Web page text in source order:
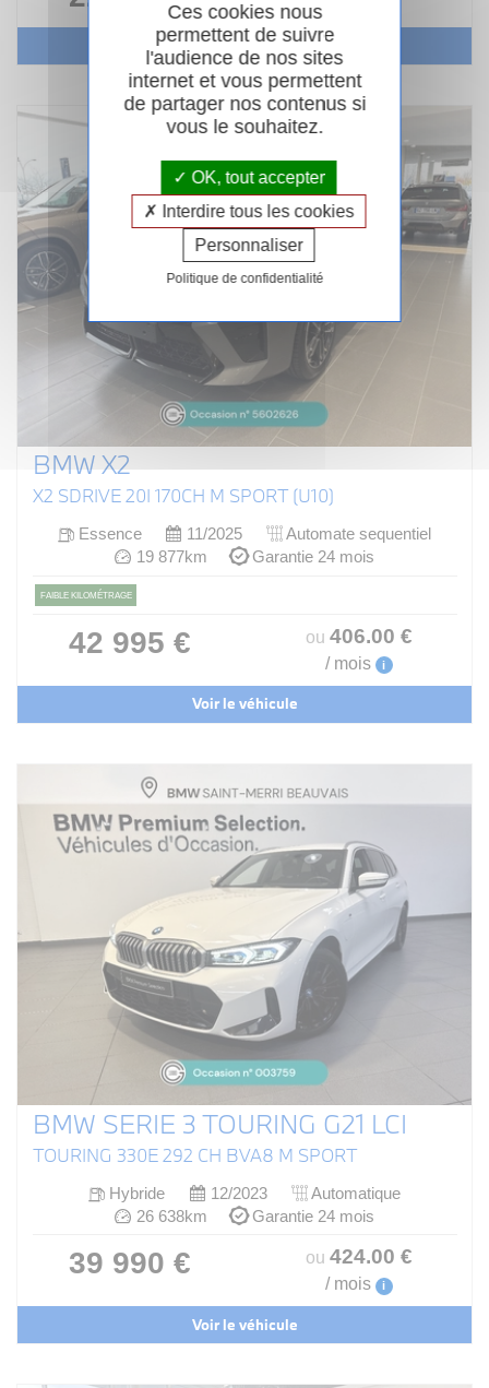
Voir le véhicule
BMW X2
X2 SDRIVE 20I 170CH M SPORT (U10)
Essence 11/2025
Automate sequentiel
19 877km
Garantie 24 mois
FAIBLE KILOMÉTRAGE
42 995 € ou 406.00 €
/ mois i
Voir le véhicule
BMW SERIE 3 TOURING G21 LCI
TOURING 330E 292 CH BVA8 M SPORT
Hybride 12/2023
Automatique
26 638km
Garantie 24 mois
39 990 € ou 424.00 €
/ mois i
Voir le véhicule
Ces cookies nous
permettent de suivre
l'audience de nos sites
internet et vous permettent
de partager nos contenus si
vous le souhaitez.
OK, tout accepter
Interdire tous les cookies
Personnaliser
Politique de confidentialité